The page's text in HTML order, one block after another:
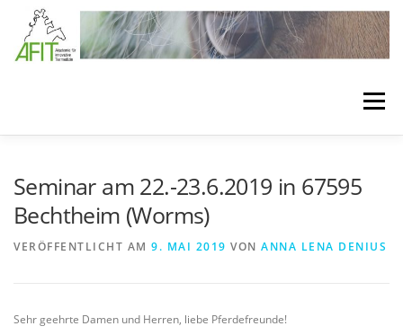
Zum Inhalt springen
Menü
Seminar am 22.-23.6.2019 in 67595
Bechtheim (Worms)
VERÖFFENTLICHT AM 9. MAI 2019 VON ANNA LENA DENIUS
Sehr geehrte Damen und Herren, liebe Pferdefreunde!